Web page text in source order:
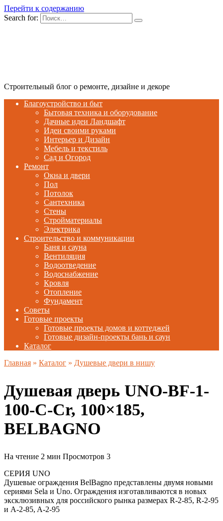
Перейти к содержанию
Search for:
Строительный блог о ремонте, дизайне и декоре
Благоустройство и быт
Бытовая техника и оборудование
Дачные идеи Ландшафт
Идеи своими руками
Интерьер и Дизайн
Мебель и текстиль
Сад и Огород
Ремонт
Окна и двери
Пол
Потолок
Сантехника
Стены
Стройматериалы
Электрика
Строительство и коммуникации
Баня и сауна
Вентиляция
Водоотведение
Водоснабжение
Кровля
Отопление
Фундамент
Советы
Готовые проекты
Готовые проекты домов и коттеджей
Готовые дизайн-проекты бань и саун
Каталог
Главная » Каталог » Душевые двери в нишу
Душевая дверь UNO-BF-1-
100-C-Cr, 100×185,
BELBAGNO
На чтение 2 мин Просмотров 3
СЕРИЯ UNO
Душевые ограждения BelBagno представлены двумя новыми
сериями Sela и Uno. Ограждения изготавливаются в новых
эксклюзивных для российского рынка размерах R-2-85, R-2-95
и A-2-85, A-2-95